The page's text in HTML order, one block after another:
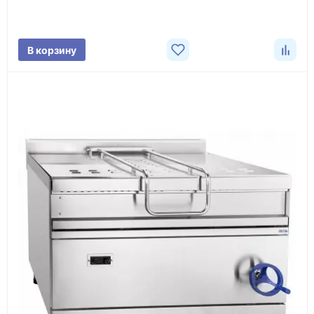
стоимость товара и ориентировочную стоимость
доставки.
4
Согласовываем условия, готовим счёт, договор
или спецификацию и принимаем оплату по
реквизитам.
В корзину